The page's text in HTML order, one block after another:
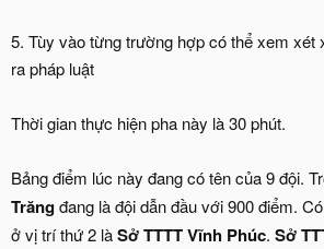
5. Tùy vào từng trường hợp có thể xem xét
ra pháp luật
Thời gian thực hiện pha này là 30 phút.
Bảng điểm lúc này đang có tên của 9 đội.
Trăngđang là đội dẫn đầu với 900 điểm.
ở vị trí thứ 2 làSở TTTT Vĩnh Phúc. Sở